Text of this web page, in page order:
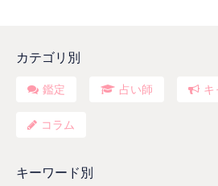
カテゴリ別
鑑定 占い師 キ
コラム
キーワード別